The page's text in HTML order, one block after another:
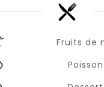
Fruits de